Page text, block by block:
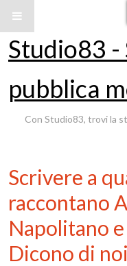
Studio83 -
pubblica
Con Studio83, trovi la
Scrivere a
raccontano
Napolitano
Dicono di noi